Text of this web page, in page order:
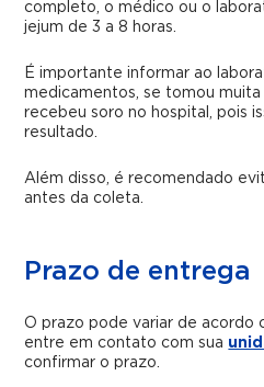
completo, o médico ou o
jejum de 3 a 8 horas.
É importante informar ao
medicamentos, se tomou
recebeu soro no hospital, pois
resultado.
Além disso, é recomendado
antes da coleta.
Prazo de entrega
O prazo pode variar de acordo
entre em contato com sua
confirmar o prazo.